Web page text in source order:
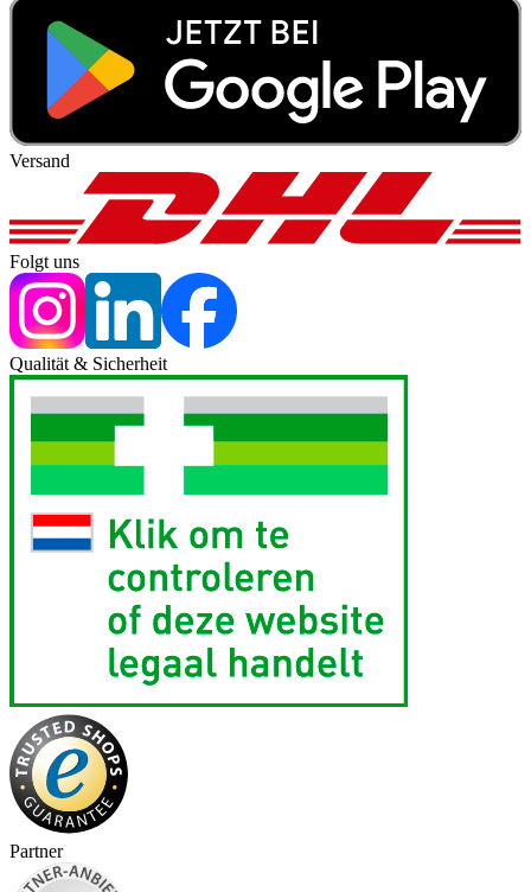
Versand
Folgt uns
Qualität & Sicherheit
Partner